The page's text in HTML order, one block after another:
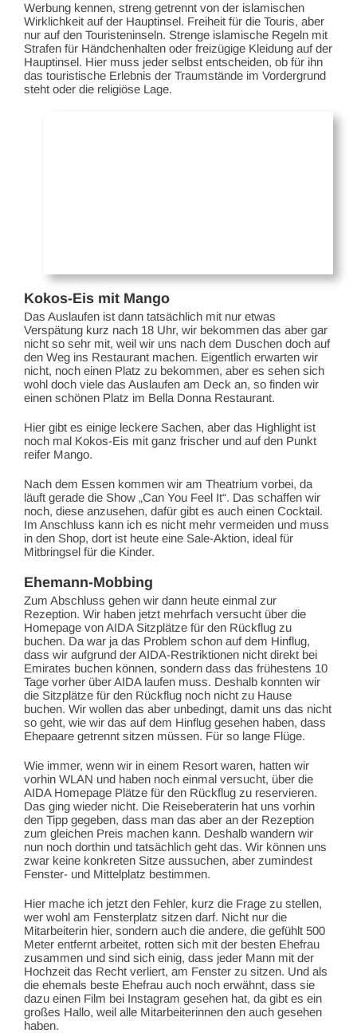
Werbung kennen, streng getrennt von der islamischen
Wirklichkeit auf der Hauptinsel. Freiheit für die Touris, aber
nur auf den Touristeninseln. Strenge islamische Regeln mit
Strafen für Händchenhalten oder freizügige Kleidung auf der
Hauptinsel. Hier muss jeder selbst entscheiden, ob für ihn
das touristische Erlebnis der Traumstände im Vordergrund
steht oder die religiöse Lage.
Kokos-Eis mit Mango
Das Auslaufen ist dann tatsächlich mit nur etwas
Verspätung kurz nach 18 Uhr, wir bekommen das aber gar
nicht so sehr mit, weil wir uns nach dem Duschen doch auf
den Weg ins Restaurant machen. Eigentlich erwarten wir
nicht, noch einen Platz zu bekommen, aber es sehen sich
wohl doch viele das Auslaufen am Deck an, so finden wir
einen schönen Platz im Bella Donna Restaurant.
Hier gibt es einige leckere Sachen, aber das Highlight ist
noch mal Kokos-Eis mit ganz frischer und auf den Punkt
reifer Mango.
Nach dem Essen kommen wir am Theatrium vorbei, da
läuft gerade die Show „Can You Feel It“. Das schaffen wir
noch, diese anzusehen, dafür gibt es auch einen Cocktail.
Im Anschluss kann ich es nicht mehr vermeiden und muss
in den Shop, dort ist heute eine Sale-Aktion, ideal für
Mitbringsel für die Kinder.
Ehemann-Mobbing
Zum Abschluss gehen wir dann heute einmal zur
Rezeption. Wir haben jetzt mehrfach versucht über die
Homepage von AIDA Sitzplätze für den Rückflug zu
buchen. Da war ja das Problem schon auf dem Hinflug,
dass wir aufgrund der AIDA-Restriktionen nicht direkt bei
Emirates buchen können, sondern dass das frühestens 10
Tage vorher über AIDA laufen muss. Deshalb konnten wir
die Sitzplätze für den Rückflug noch nicht zu Hause
buchen. Wir wollen das aber unbedingt, damit uns das nicht
so geht, wie wir das auf dem Hinflug gesehen haben, dass
Ehepaare getrennt sitzen müssen. Für so lange Flüge.
Wie immer, wenn wir in einem Resort waren, hatten wir
vorhin WLAN und haben noch einmal versucht, über die
AIDA Homepage Plätze für den Rückflug zu reservieren.
Das ging wieder nicht. Die Reiseberaterin hat uns vorhin
den Tipp gegeben, dass man das aber an der Rezeption
zum gleichen Preis machen kann. Deshalb wandern wir
nun noch dorthin und tatsächlich geht das. Wir können uns
zwar keine konkreten Sitze aussuchen, aber zumindest
Fenster- und Mittelplatz bestimmen.
Hier mache ich jetzt den Fehler, kurz die Frage zu stellen,
wer wohl am Fensterplatz sitzen darf. Nicht nur die
Mitarbeiterin hier, sondern auch die andere, die gefühlt 500
Meter entfernt arbeitet, rotten sich mit der besten Ehefrau
zusammen und sind sich einig, dass jeder Mann mit der
Hochzeit das Recht verliert, am Fenster zu sitzen. Und als
die ehemals beste Ehefrau auch noch erwähnt, dass sie
dazu einen Film bei Instagram gesehen hat, da gibt es ein
großes Hallo, weil alle Mitarbeiterinnen den auch gesehen
haben.